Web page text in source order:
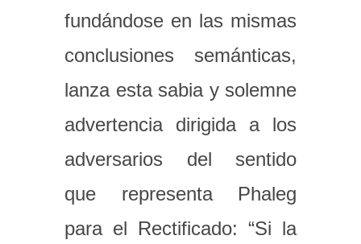
fundándose en las mismas
conclusiones semánticas,
lanza esta sabia y solemne
advertencia dirigida a los
adversarios del sentido
que representa Phaleg
para el Rectificado: “Si la